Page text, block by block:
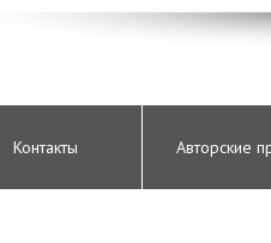
Контакты Авторские